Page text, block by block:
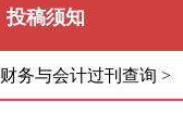
投稿须知
财务与会计过刊查询 >